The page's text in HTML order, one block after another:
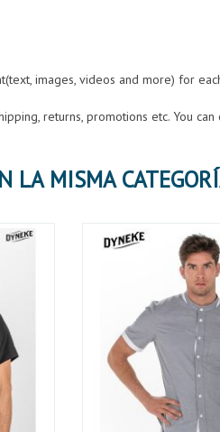
images, videos and more) for
returns, promotions etc. You